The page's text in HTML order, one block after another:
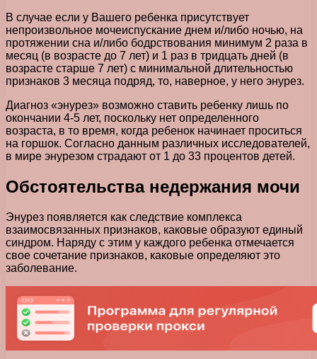
В случае если у Вашего ребенка присутствует
непроизвольное мочеиспускание днем и/либо ночью, на
протяжении сна и/либо бодрствования минимум 2 раза в
месяц (в возрасте до 7 лет) и 1 раз в тридцать дней (в
возрасте старше 7 лет) с минимальной длительностью
признаков 3 месяца подряд, то, наверное, у него энурез.
Диагноз «энурез» возможно ставить ребенку лишь по
окончании 4-5 лет, поскольку нет определенного
возраста, в то время, когда ребенок начинает проситься
на горшок. Согласно данным различных исследователей,
в мире энурезом страдают от 1 до 33 процентов детей.
Обстоятельства недержания мочи
Энурез появляется как следствие комплекса
взаимосвязанных признаков, каковые образуют единый
синдром. Наряду с этим у каждого ребенка отмечается
свое сочетание признаков, каковые определяют это
заболевание.